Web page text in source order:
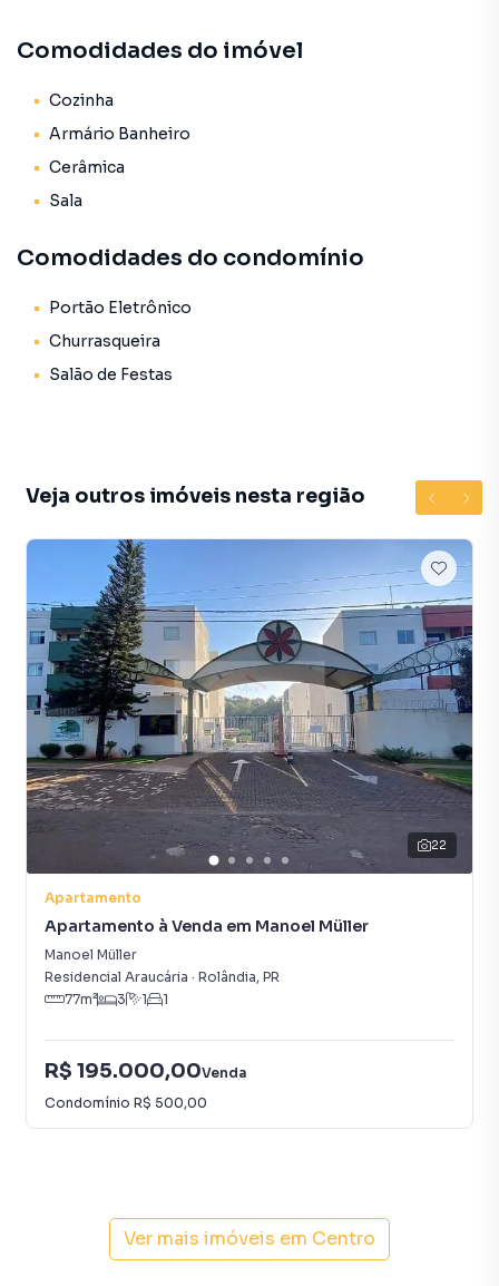
Condomínio R$250,00 (Incluso água)
Comodidades do imóvel
Cozinha
Armário Banheiro
Cerâmica
Sala
Comodidades do condomínio
Portão Eletrônico
Churrasqueira
Salão de Festas
Veja outros imóveis nesta região
22
Apartamento
Apartamento à Venda em Manoel Müller
Manoel Müller
Residencial Araucária · Rolândia, PR
77m² 3 1 1
R$ 195.000,00Venda
Condomínio R$ 500,00
Ver mais imóveis em Centro